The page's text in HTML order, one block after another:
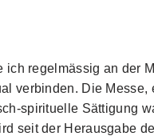
regelmässig an der
verbinden. Die Messe,
spirituelle Sättigung
seit der Herausgabe